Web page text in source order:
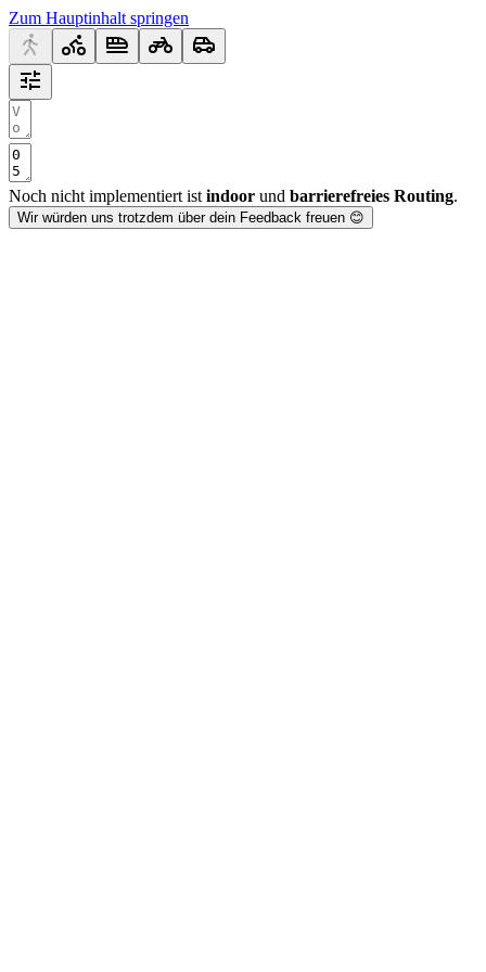
Zum Hauptinhalt springen
Noch nicht implementiert ist indoor und barrierefreies Routing.
Wir würden uns trotzdem über dein Feedback freuen 😊